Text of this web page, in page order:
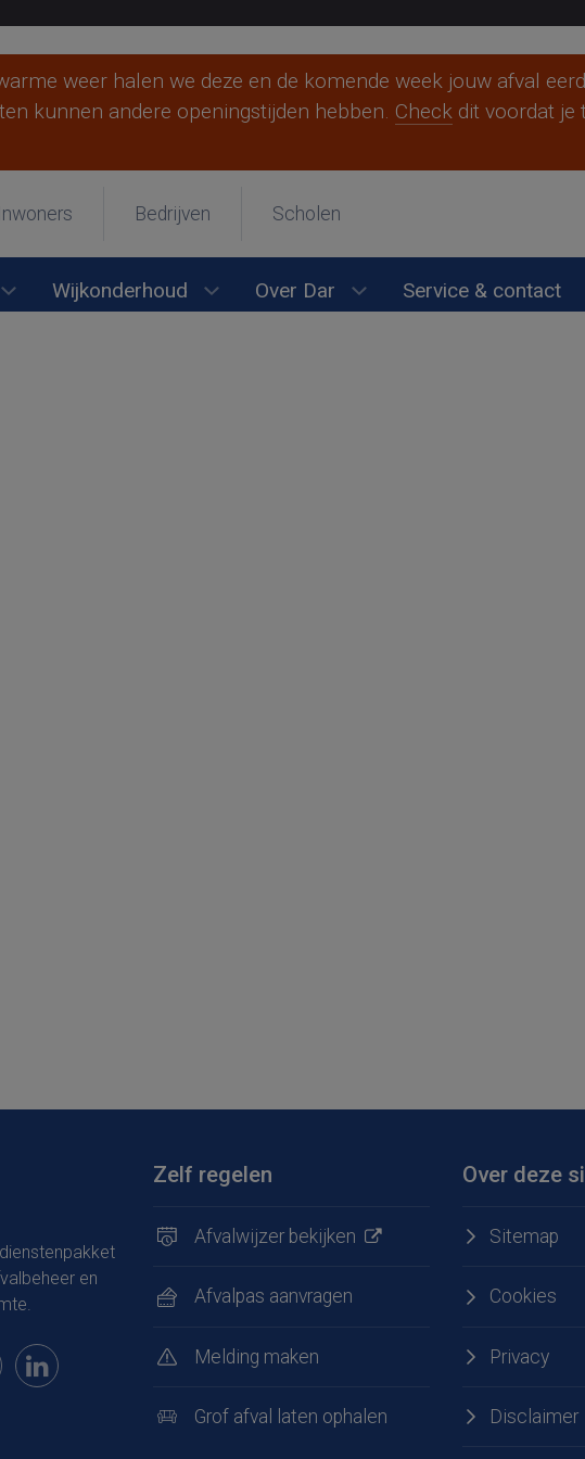
weer halen we deze en de komende week jouw afval
kunnen andere openingstijden hebben. Check dit voordat je
Inwoners Bedrijven Scholen
Submenu Afval openen
Wijkonderhoud
Submenu Wijkonderhoud openen
Over Dar
Submenu Over Dar
Service & contact
en
Facebook
pagina op Instagram
onze pagina op Youtube
Bekijk onze pagina op LinkedIn
Zelf regelen
Afvalwijzer bekijken
Afvalpas aanvragen
Melding maken
Grof afval laten ophalen
Over deze
Sitemap
Cookies
Privacy
Disclaimer
Heumen Mook en Middelaar